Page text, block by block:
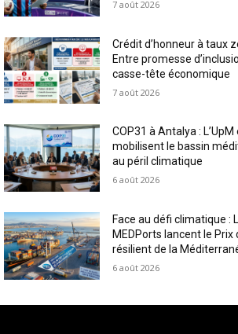
7 août 2026
Crédit d’honneur à taux
Entre promesse
casse-tête économique
7 août 2026
COP31 à Antalya :
mobilisent le bassin
au péril climatique
6 août 2026
Face au défi climatique :
MEDPorts lancent le Prix
résilient de la
6 août 2026